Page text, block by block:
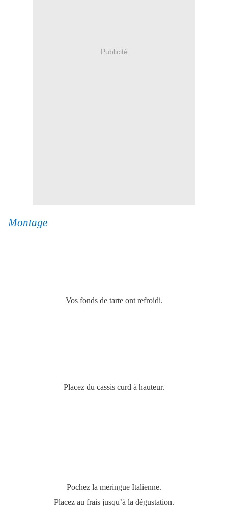
Publicité
Montage
Vos fonds de tarte ont refroidi.
Placez du cassis curd à hauteur.
Pochez la meringue Italienne.
Placez au frais jusqu’à la dégustation.